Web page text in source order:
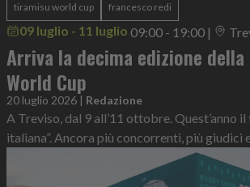
tiramisu world cup francesco redi
09 luglio - 11 luglio 09:00 - 19:00 |
Arriva la decima edizione
World Cup
20 luglio 2026 | Redazione
A Treviso, dal 9 all’11 ottobre. Quest’anno il
italiana”. Ancora più concorrenti, più giudici